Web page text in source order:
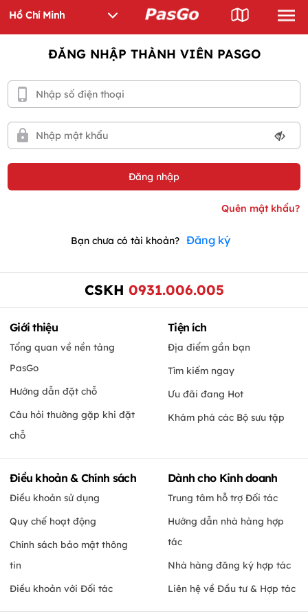
ĐĂNG NHẬP THÀNH VIÊN PASGO
Bạn chưa có tài khoản? Đăng ký
CSKH 0931.006.005
Giới thiệu
Tổng quan về nền tảng
PasGo
Hướng dẫn đặt chỗ
Câu hỏi thường gặp khi đặt
chỗ
Tiện ích
Địa điểm gần bạn
Tìm kiếm ngay
Ưu đãi đang Hot
Khám phá các Bộ sưu tập
Điều khoản & Chính sách
Điều khoản sử dụng
Quy chế hoạt động
Chính sách bảo mật thông
tin
Điều khoản với Đối tác
Dành cho Kinh doanh
Trung tâm hỗ trợ Đối tác
Hướng dẫn nhà hàng hợp
tác
Nhà hàng đăng ký hợp tác
Liên hệ về Đầu tư & Hợp tác